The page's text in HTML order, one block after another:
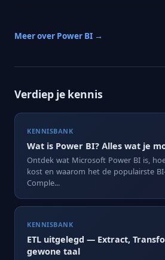
Meer over Power BI →
Verdiep je kennis
KENNISBANK
Wat is Power BI? Alles wat je
Ontdek wat Microsoft Power BI is,
kost en waarom het de populairste
Comple...
KENNISBANK
ETL uitgelegd — Extract,
gewone taal